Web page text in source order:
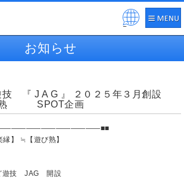
Pow
お知らせ
技 『 J A G 』 ２０２５年３月創設
熟 SPOT企画
】 ≒【遊び熟】
遊技 JAG 開設